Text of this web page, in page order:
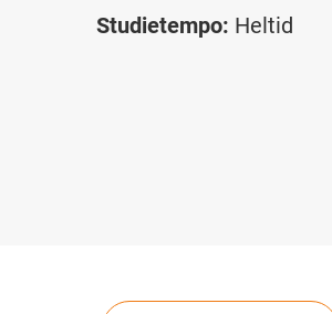
Studietempo: Heltid